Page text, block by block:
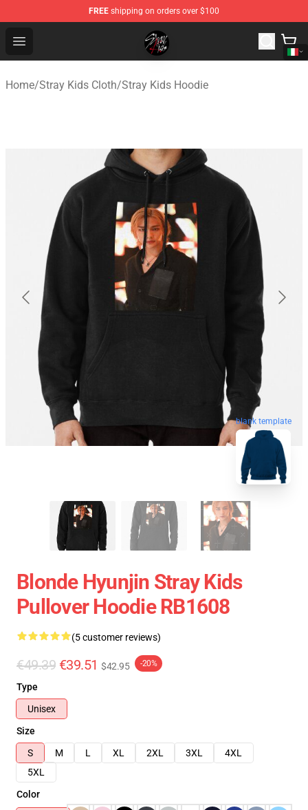
FREE shipping on orders over $100
Open menu
Stray Kids Shop - Official Stray Kids Merchandise Store
Home/Stray Kids Cloth/Stray Kids Hoodie
blank template
Blonde Hyunjin Stray Kids
Pullover Hoodie RB1608
(5 customer reviews)
€49.39 €39.51 $42.95 -20%
Type
Unisex
Size
S
M L XL 2XL 3XL
4XL
5XL
Color